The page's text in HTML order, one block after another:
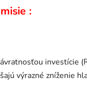
:
investície
výrazné zníženie